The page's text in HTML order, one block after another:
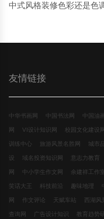
中式风格装修色彩还是色
友情链接
中华书画网 中国书法网 中国油
网 VI设计知识网 校园文化建设网
训练中心 旅游风景名胜网 城市
设 域名投资知识网 意志力教育
网 中小学生作文网 余建祥工作室
笑话大王 科技前沿 趣味地理
网 作文评论 天赋车站 西湖风
查询网 广告设计知识 教育趋势